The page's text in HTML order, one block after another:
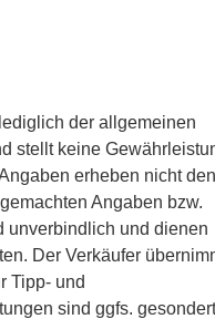
der allgemeinen
stellt keine
erheben nicht den
Angaben bzw.
unverbindlich und dienen
Der Verkäufer
Tipp- und
sind ggfs. gesondert